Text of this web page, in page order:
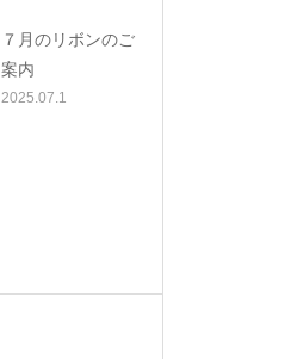
７月のリボンのご
案内
2025.07.1